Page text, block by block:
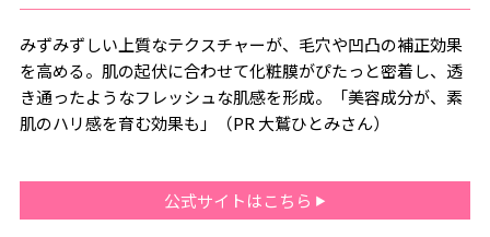
みずみずしい上質なテクスチャーが、毛穴や凹凸の補正効果
を高める。肌の起伏に合わせて化粧膜がぴたっと密着し、透
き通ったようなフレッシュな肌感を形成。「美容成分が、素
肌のハリ感を育む効果も」（PR 大鷲ひとみさん）
公式サイトはこちら